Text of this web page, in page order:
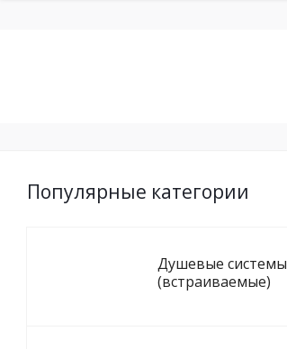
Популярные категории
Душевые системы
(встраиваемые)